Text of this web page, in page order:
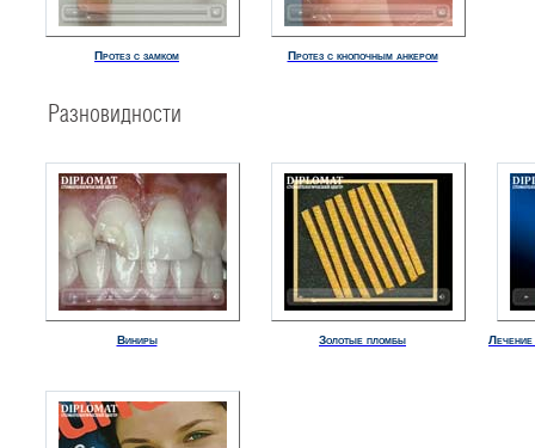
Протез с замком Протез с кнопочным анкером
Разновидности
Виниры Золотые пломбы Лечение